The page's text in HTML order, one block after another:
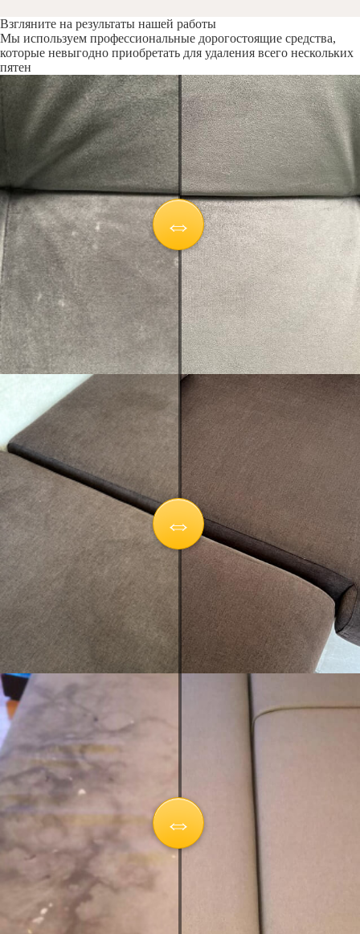
Взгляните на результаты нашей работы
Мы используем профессиональные дорогостоящие средства,
которые невыгодно приобретать для удаления всего нескольких
пятен